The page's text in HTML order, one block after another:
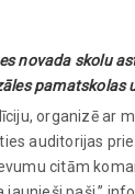
novada skolu
organizē ar
auditorijas
citām